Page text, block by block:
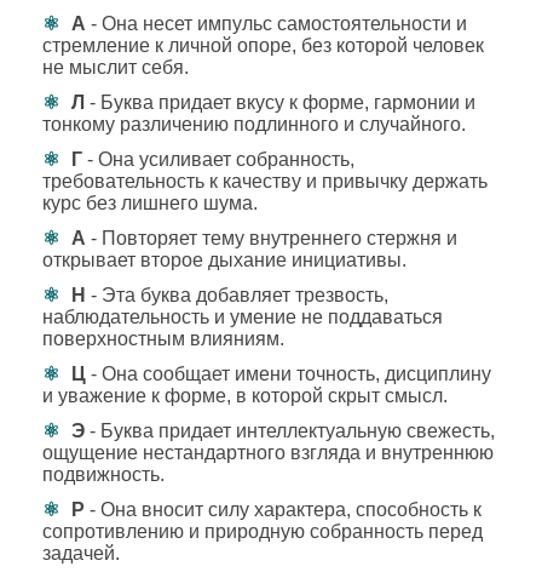
А - Она несет импульс самостоятельности и
стремление к личной опоре, без которой человек
не мыслит себя.
Л - Буква придает вкусу к форме, гармонии и
тонкому различению подлинного и случайного.
Г - Она усиливает собранность,
требовательность к качеству и привычку держать
курс без лишнего шума.
А - Повторяет тему внутреннего стержня и
открывает второе дыхание инициативы.
Н - Эта буква добавляет трезвость,
наблюдательность и умение не поддаваться
поверхностным влияниям.
Ц - Она сообщает имени точность, дисциплину
и уважение к форме, в которой скрыт смысл.
Э - Буква придает интеллектуальную свежесть,
ощущение нестандартного взгляда и внутреннюю
подвижность.
Р - Она вносит силу характера, способность к
сопротивлению и природную собранность перед
задачей.